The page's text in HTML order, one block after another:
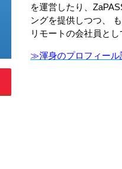
を運営したり、
ングを提供しつつ、
リモートの会社員とし
≫渾身のプロフィール